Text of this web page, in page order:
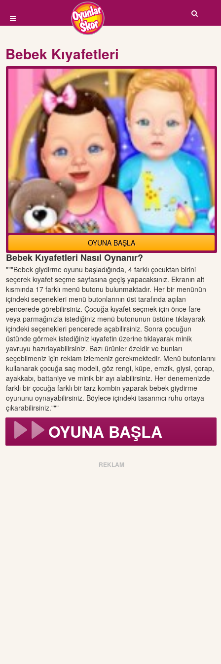
Bebek Kıyafetleri
OYUNA BAŞLA
Bebek Kıyafetleri Nasıl Oynanır?
"""Bebek giydirme oyunu başladığında, 4 farklı çocuktan birini
seçerek kıyafet seçme sayfasına geçiş yapacaksınız. Ekranın alt
kısmında 17 farklı menü butonu bulunmaktadır. Her bir menünün
içindeki seçenekleri menü butonlarının üst tarafında açılan
pencerede görebilirsiniz. Çocuğa kıyafet seçmek için önce fare
veya parmağınızla istediğiniz menü butonunun üstüne tıklayarak
içindeki seçenekleri pencerede açabilirsiniz. Sonra çocuğun
üstünde görmek istediğiniz kıyafetin üzerine tıklayarak minik
yavruyu hazırlayabilirsiniz. Bazı ürünler özeldir ve bunları
seçebilmeniz için reklam izlemeniz gerekmektedir. Menü butonlarını
kullanarak çocuğa saç modeli, göz rengi, küpe, emzik, giysi, çorap,
ayakkabı, battaniye ve minik bir ayı alabilirsiniz. Her denemenizde
farklı bir çocuğa farklı bir tarz kombin yaparak bebek giydirme
oyununu oynayabilirsiniz. Böylece içindeki tasarımcı ruhu ortaya
çıkarabilirsiniz."""
OYUNA BAŞLA
REKLAM